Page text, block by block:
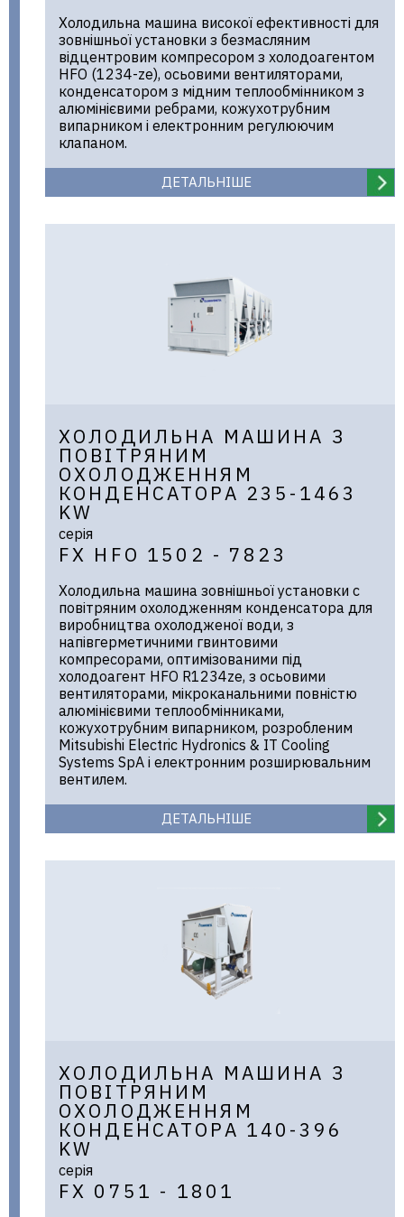
Холодильна машина високої ефективності для
зовнішньої установки з безмасляним
відцентровим компресором з холодоагентом
HFO (1234-ze), осьовими вентиляторами,
конденсатором з мідним теплообмінником з
алюмінієвими ребрами, кожухотрубним
випарником і електронним регулюючим
клапаном.
ДЕТАЛЬНІШЕ
ХОЛОДИЛЬНА МАШИНА З
ПОВІТРЯНИМ
ОХОЛОДЖЕННЯМ
КОНДЕНСАТОРА 235-1463
KW
серія
FX HFO 1502 - 7823
Холодильна машина зовнішньої установки c
повітряним охолодженням конденсатора для
виробництва охолодженої води, з
напівгерметичними гвинтовими
компресорами, оптимізованими під
холодоагент HFO R1234ze, з осьовими
вентиляторами, мікроканальними повністю
алюмінієвими теплообмінниками,
кожухотрубним випарником, розробленим
Mitsubishi Electric Hydronics & IT Cooling
Systems SpA і електронним розширювальним
вентилем.
ДЕТАЛЬНІШЕ
ХОЛОДИЛЬНА МАШИНА З
ПОВІТРЯНИМ
ОХОЛОДЖЕННЯМ
КОНДЕНСАТОРА 140-396
KW
серія
FX 0751 - 1801